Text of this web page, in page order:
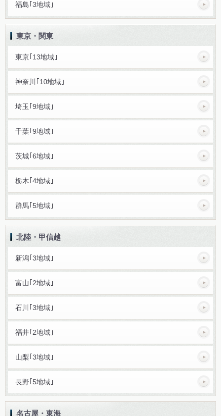
福島｢3地域｣
東京・関東
東京｢13地域｣
神奈川｢10地域｣
埼玉｢9地域｣
千葉｢9地域｣
茨城｢6地域｣
栃木｢4地域｣
群馬｢5地域｣
北陸・甲信越
新潟｢3地域｣
富山｢2地域｣
石川｢3地域｣
福井｢2地域｣
山梨｢3地域｣
長野｢5地域｣
名古屋・東海